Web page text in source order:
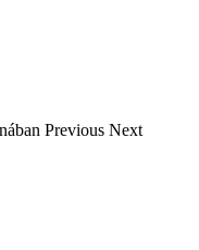
Previous Next